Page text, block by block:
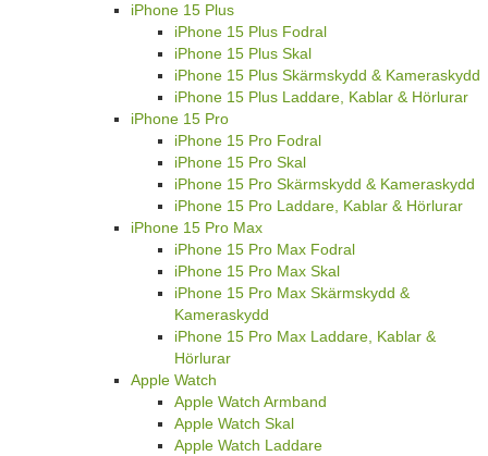
iPhone 15 Plus
iPhone 15 Plus Fodral
iPhone 15 Plus Skal
iPhone 15 Plus Skärmskydd & Kameraskydd
iPhone 15 Plus Laddare, Kablar & Hörlurar
iPhone 15 Pro
iPhone 15 Pro Fodral
iPhone 15 Pro Skal
iPhone 15 Pro Skärmskydd & Kameraskydd
iPhone 15 Pro Laddare, Kablar & Hörlurar
iPhone 15 Pro Max
iPhone 15 Pro Max Fodral
iPhone 15 Pro Max Skal
iPhone 15 Pro Max Skärmskydd &
Kameraskydd
iPhone 15 Pro Max Laddare, Kablar &
Hörlurar
Apple Watch
Apple Watch Armband
Apple Watch Skal
Apple Watch Laddare